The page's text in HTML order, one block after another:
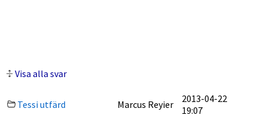
Visa alla svar
Tessi utfärd Marcus Reyier
2013-04-22
19:07